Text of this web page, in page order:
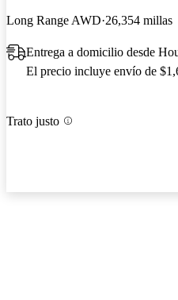
Long Range AWD 26,354 millas
Entrega a domicilio desde
El precio incluye envío de
Trato justo